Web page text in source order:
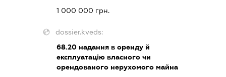
1 000 000 грн.
dossier.kveds:
68.20надання в оренду й
експлуатацію власного чи
орендованого нерухомого майна